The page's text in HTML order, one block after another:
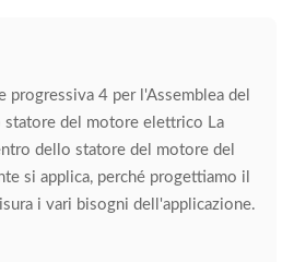
progressiva 4 per l'Assemblea del
del motore elettrico La
dello statore del motore del
si applica, perché progettiamo il
i vari bisogni dell'applicazione.